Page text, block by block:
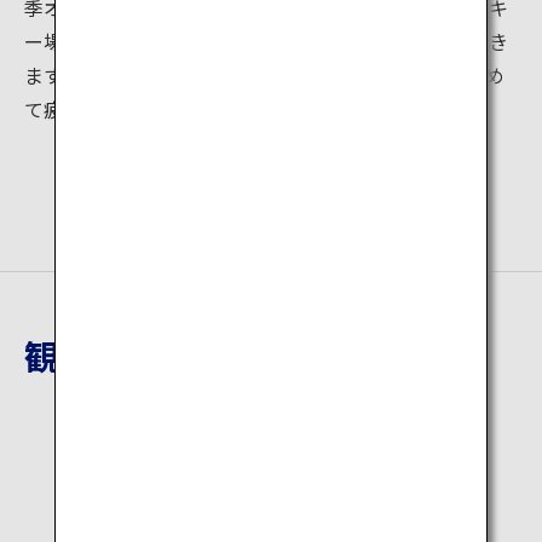
季オリンピックの会場になるほど良質。たくさんのスキ
ー場があるので初心者から上級者まで楽しむことができ
ます。また、周辺には温泉もあるので、冷えた体を温め
て疲れを癒しましょう。
観光地詳細